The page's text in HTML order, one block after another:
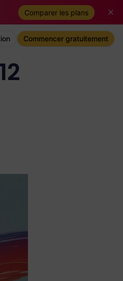
Comparer les plans
Commencer gratuitement